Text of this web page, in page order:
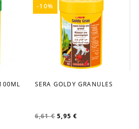
favorite_border
SERA GOLDY GRANULES
6,61 € 5,95 €
-10%